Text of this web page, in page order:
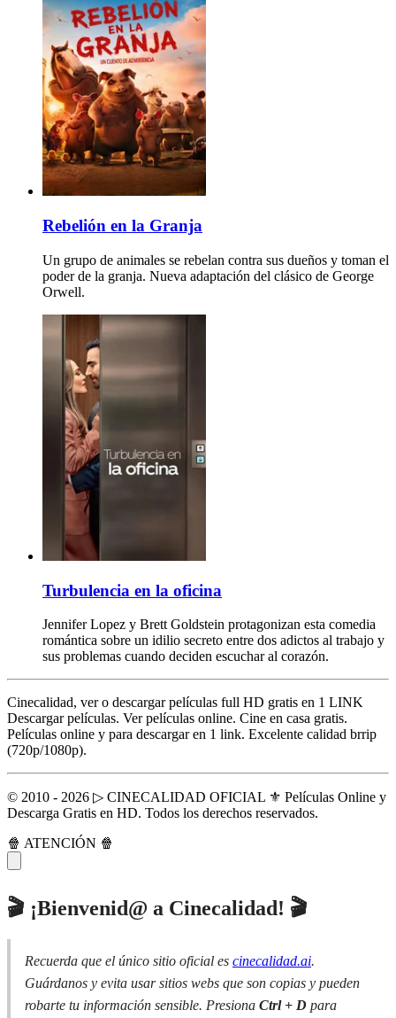
Rebelión en la Granja
Un grupo de animales se rebelan contra sus dueños y toman el
poder de la granja. Nueva adaptación del clásico de George
Orwell.
Turbulencia en la oficina
Jennifer Lopez y Brett Goldstein protagonizan esta comedia
romántica sobre un idilio secreto entre dos adictos al trabajo y
sus problemas cuando deciden escuchar al corazón.
Cinecalidad, ver o descargar películas full HD gratis en 1 LINK
Descargar películas. Ver películas online. Cine en casa gratis.
Películas online y para descargar en 1 link. Excelente calidad brrip
(720p/1080p).
© 2010 - 2026 ▷ CINECALIDAD OFICIAL ⚜️ Películas Online y
Descarga Gratis en HD. Todos los derechos reservados.
🍿 ATENCIÓN 🍿
🎬 ¡Bienvenid@ a Cinecalidad! 🎬
Recuerda que el único sitio oficial es cinecalidad.ai.
Guárdanos y evita usar sitios webs que son copias y pueden
robarte tu información sensible. Presiona Ctrl + D para